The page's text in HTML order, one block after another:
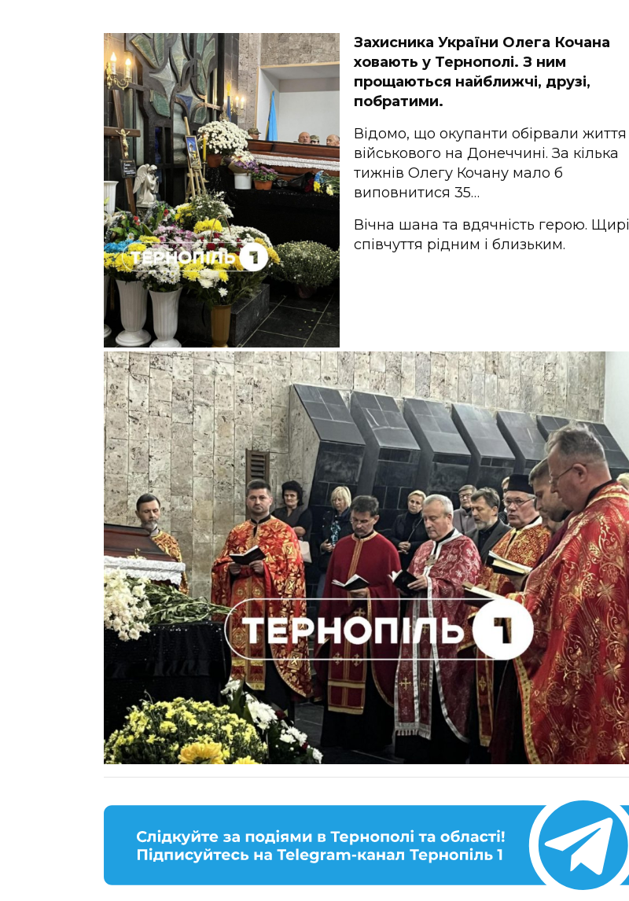
Захисника України Олега Кочана
ховають у Тернополі. З ним
прощаються найближчі, друзі,
побратими.
Відомо, що окупанти обірвали життя
військового на Донеччині. За кілька
тижнів Олегу Кочану мало б
виповнитися 35…
Вічна шана та вдячність герою. Щирі
співчуття рідним і близьким.